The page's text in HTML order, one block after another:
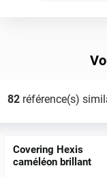
82référence(s)
Covering Hexis
caméléon brillant